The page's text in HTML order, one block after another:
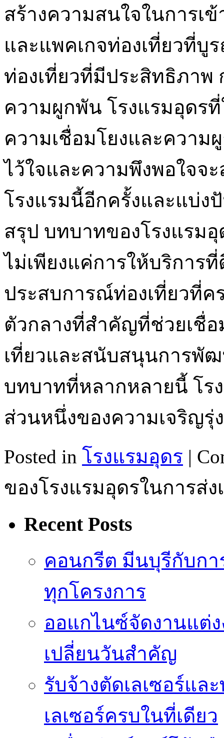
สร้างความสนใจในการ
และแพคเกจท่องเที่ยวที่บู
ท่องเที่ยวที่มีประสิทธิภาพ
ความผูกพัน โรงแรมอุดร
ความเชื่อมโยงและความ
ไว้ใจและความพึงพอใจจ
โรงแรมนี้อีกครั้งและแบ่
สรุป บทบาทของโรงแรมอุ
ไม่เพียงแค่การให้บริการ
ประสบการณ์ท่องเที่ยวที่ค
ตัวกลางที่สำคัญที่ช่วยเชื่
เที่ยวและสนับสนุนการพั
บทบาทที่หลากหลายนี้ โร
ส่วนหนึ่งของความเจริญรุ่
Posted in โรงแรมอุดร |
ของโรงแรมอุดรในการส่ง
Recent Posts
คอนกรีต มีนบุรีกับกา
ทุกโครงการ
ออแกไนซ์จัดงานแต่
เปลี่ยนวันสำคัญ
รับจ้างตัดเลเซอร์แ
เลเซอร์ครบในที่เดียว